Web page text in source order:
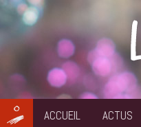
Aller
au
contenu
ACCUEIL ACTUS